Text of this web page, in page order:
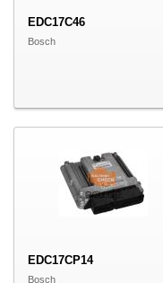
EDC17C46
Bosch
EDC17CP14
Bosch